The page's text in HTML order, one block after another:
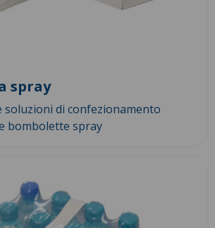
spray
soluzioni di confezionamento
bombolette spray